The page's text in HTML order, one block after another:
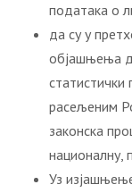
података о
да су у
објашњења
статистички
расељеним
законска
националну,
Уз